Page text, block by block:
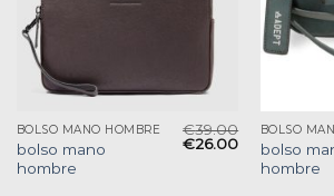
BOLSO MANO HOMBRE
bolso mano
hombre
€39.00
€26.00
BOLSO
bolso
hombre